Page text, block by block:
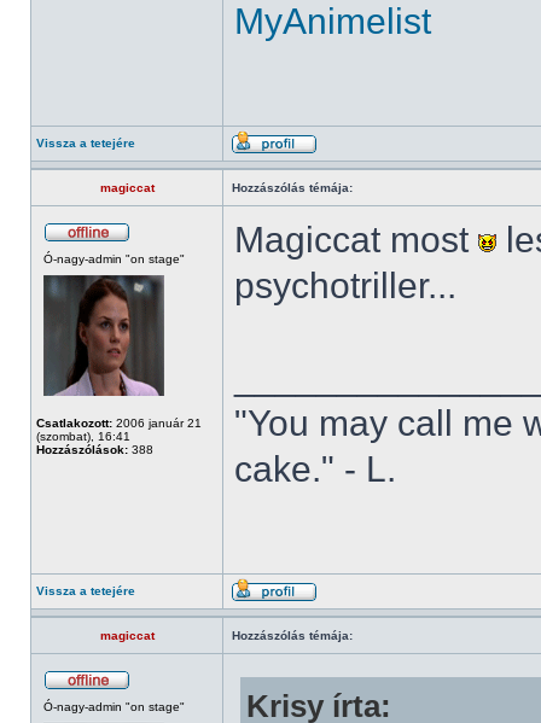
MyAnimelist
Vissza a tetejére
magiccat Hozzászólás témája:
Ó-nagy-admin "on stage"
Csatlakozott: 2006 január 21
(szombat), 16:41
Hozzászólások: 388
Magiccat most
psychotriller...
"You may call me
cake." - L.
Vissza a tetejére
magiccat Hozzászólás témája:
Ó-nagy-admin "on stage" Krisy írta: